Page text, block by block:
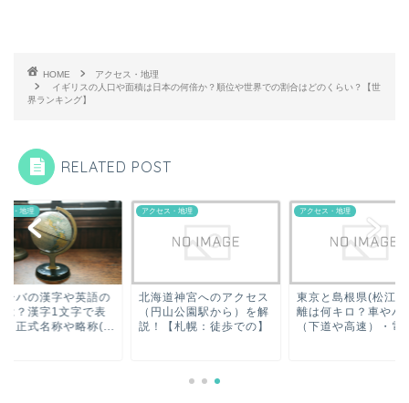
HOME
アクセス・地理
イギリスの人口や面積は日本の何倍か？順位や世界での割合はどのくらい？【世
界ランキング】
RELATED POST
ス・地理
ーバの漢字や英語の
は？漢字1文字で表
？正式名称や略称(...
アクセス・地理
北海道神宮へのアクセス
（円山公園駅から）を解
説！【札幌：徒歩での】
アクセス・地理
東京と島根県(松江)
離は何キロ？車やバ
（下道や高速）・電